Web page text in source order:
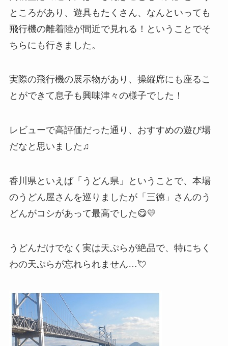
ところがあり、遊具もたくさん、なんといっても
飛行機の離着陸が間近で見れる！ということでそ
ちらにも行きました。
実際の飛行機の展示物があり、操縦席にも座るこ
とができて息子も興味津々の様子でした！
レビューで高評価だった通り、おすすめの遊び場
だなと思いました♫
香川県といえば「うどん県」ということで、本場
のうどん屋さんを巡りましたが「三徳」さんのう
どんがコシがあって最高でした😋💛
うどんだけでなく実は天ぷらが絶品で、特にちく
わの天ぷらが忘れられません…💘